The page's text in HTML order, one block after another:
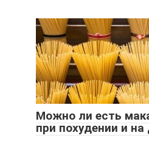
Можно ли есть
при похудении и на